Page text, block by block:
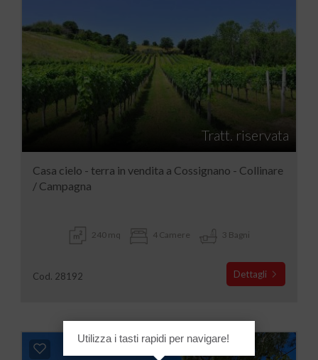
Tratt. riservata
Casa cielo - terra in vendita a Cossignano - Collinare
/ Campagna
240 mq 4 Camere 3 Bagni
Cod. 28192 Dettagli
Utilizza i tasti rapidi per navigare!